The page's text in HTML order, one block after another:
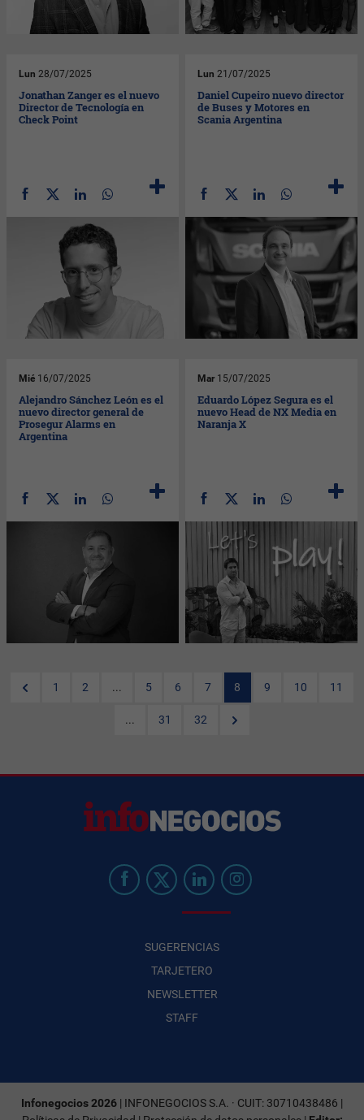
Lun 28/07/2025
Jonathan Zanger es el nuevo
Director de Tecnología en
Check Point
Lun 21/07/2025
Daniel Cupeiro nuevo director
de Buses y Motores en
Scania Argentina
Mié 16/07/2025
Alejandro Sánchez León es el
nuevo director general de
Prosegur Alarms en
Argentina
Mar 15/07/2025
Eduardo López Segura es el
nuevo Head de NX Media en
Naranja X
1 2 ... 5 6 7 8 9 10 11
... 31 32
SUGERENCIAS
TARJETERO
NEWSLETTER
STAFF
Infonegocios 2026 | INFONEGOCIOS S.A. · CUIT: 30710438486 |